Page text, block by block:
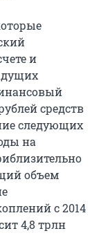
и
средств
следующих
на
объем
с 2014
4,8 трлн